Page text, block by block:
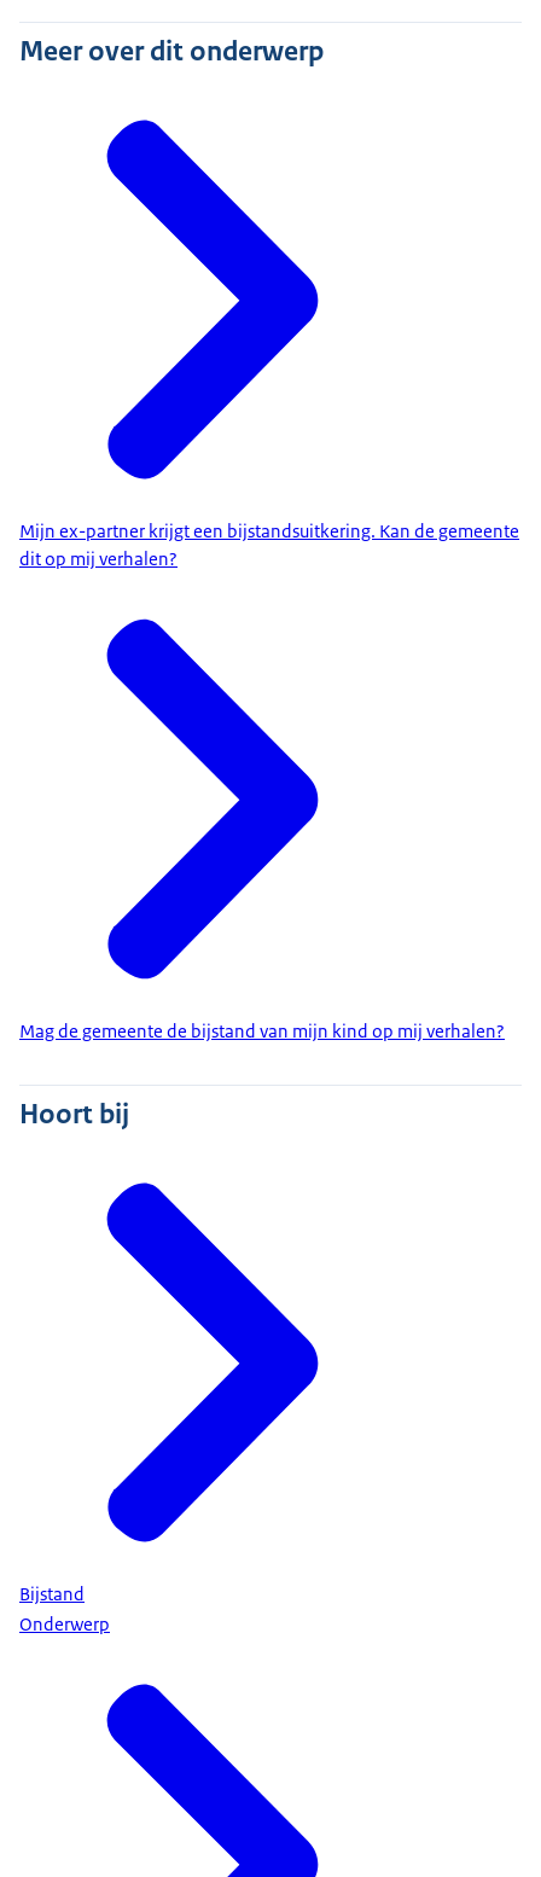
Meer over dit onderwerp
Mijn ex-partner krijgt een bijstandsuitkering. Kan de gemeente
dit op mij verhalen?
Mag de gemeente de bijstand van mijn kind op mij verhalen?
Hoort bij
Bijstand
Onderwerp